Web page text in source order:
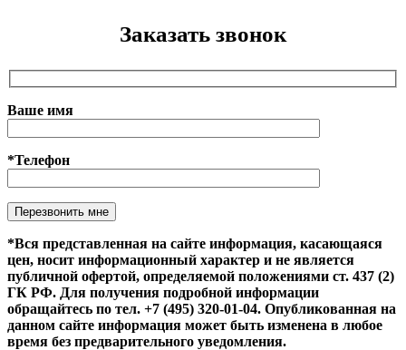
Заказать звонок
Ваше имя
*Телефон
*Вся представленная на сайте информация, касающаяся
цен, носит информационный характер и не является
публичной офертой, определяемой положениями ст. 437 (2)
ГК РФ. Для получения подробной информации
обращайтесь по тел. +7 (495) 320-01-04. Опубликованная на
данном сайте информация может быть изменена в любое
время без предварительного уведомления.